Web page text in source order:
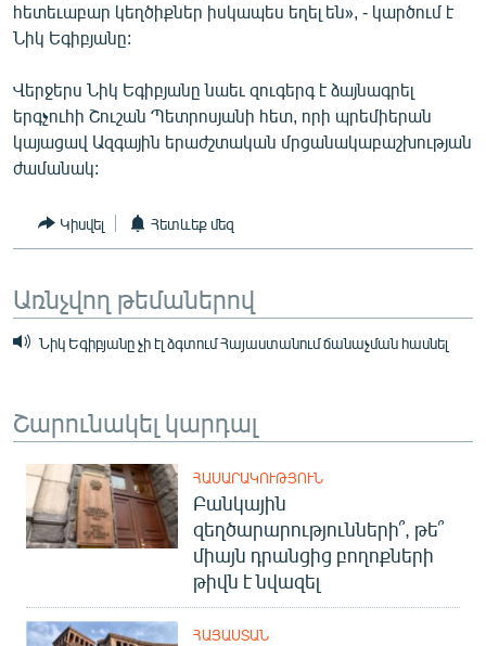
հետեւաբար կեղծիքներ իսկապես եղել են», - կարծում է
Նիկ Եգիբյանը:
Վերջերս Նիկ Եգիբյանը նաեւ զուգերգ է ձայնագրել
երգչուհի Շուշան Պետրոսյանի հետ, որի պրեմիերան
կայացավ Ազգային երաժշտական մրցանակաբաշխության
ժամանակ:
Կիսվել Հետևեք մեզ
Առնչվող թեմաներով
Նիկ Եգիբյանը չի էլ ձգտում Հայաստանում ճանաչման հասնել
Շարունակել կարդալ
ՀԱՍԱՐԱԿՈՒԹՅՈՒՆ
Բանկային
զեղծարարությունների՞, թե՞
միայն դրանցից բողոքների
թիվն է նվազել
ՀԱՅԱՍՏԱՆ